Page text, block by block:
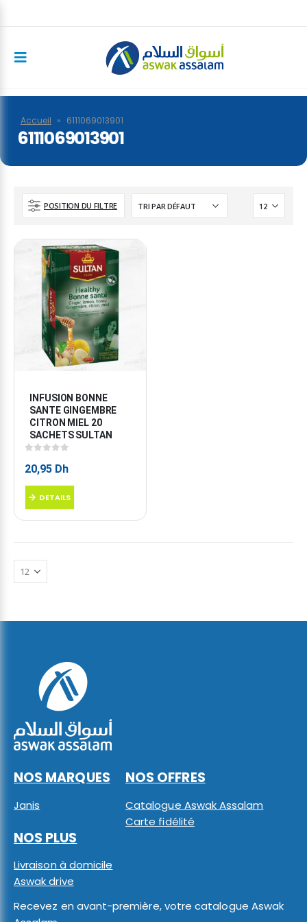
Accueil » 6111069013901
6111069013901
POSITION DU FILTRE
INFUSION BONNE
SANTE GINGEMBRE
CITRON MIEL 20
SACHETS SULTAN
20,95 Dh
DETAILS
NOS MARQUES
Janis
NOS OFFRES
Catalogue Aswak Assalam
Carte fidélité
NOS PLUS
Livraison à domicile
Aswak drive
Recevez en avant-première, votre catalogue Aswak